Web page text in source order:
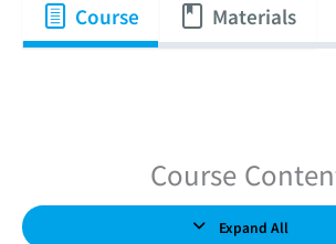
Course Materials
Course
Expand All
Lessons